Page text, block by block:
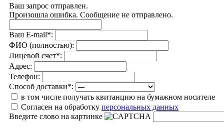
Ваш запрос отправлен.
Произошла ошибка. Сообщение не отправлено.
Ваш E-mail*:
ФИО (полностью):
Лицевой счет*:
Адрес:
Телефон:
Способ доставки*:
в том числе получать квитанцию на бумажном носителе
Согласен на обработку персональныx данных
Введите слово на картинке